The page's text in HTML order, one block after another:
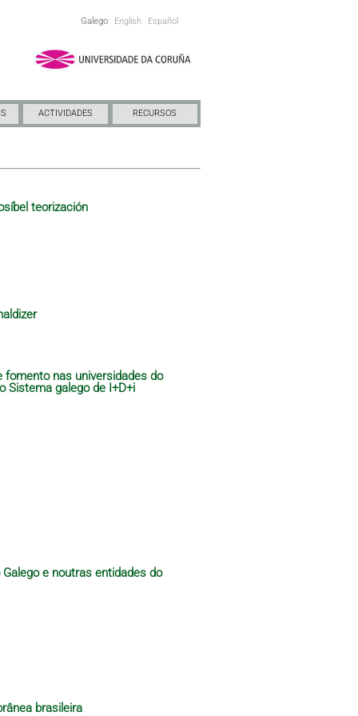
Galego English Español
ACTIVIDADES RECURSOS
teorización
nas universidades do
Sistema galego de I+D+i
e noutras entidades do
brasileira